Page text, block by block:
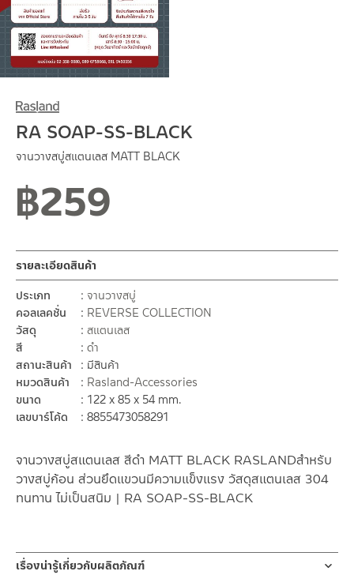
RA SOAP-SS-BLACK
จานวางสบู่สแตนเลส MATT BLACK
฿259
จานวางสบู่สแตนเลส สีดำ MATT BLACK RASLANDสำหรับ
วางสบู่ก้อน ส่วนยึดแขวนมีความแข็งแรง วัสดุสแตนเลส 304
ทนทาน ไม่เป็นสนิม | RA SOAP-SS-BLACK
รายละเอียดสินค้า
ประเภท
จานวางสบู่
คอลเลคชั่น
REVERSE COLLECTION
วัสดุ
สแตนเลส
สี
ดำ
สถานะสินค้า
มีสินค้า
หมวดสินค้า
Rasland-Accessories
ขนาด
122 x 85 x 54 mm.
เลขบาร์โค้ด
8855473058291
เรื่องน่ารู้เกี่ยวกับผลิตภัณฑ์